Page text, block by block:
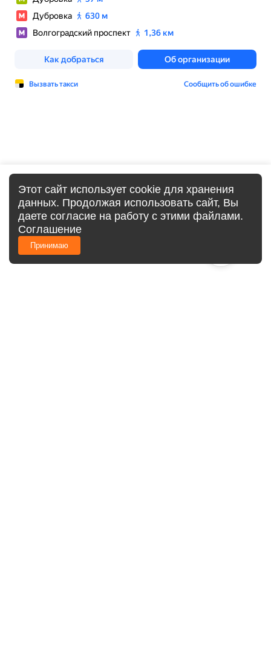
Этот сайт использует cookie для хранения
данных. Продолжая использовать сайт, Вы
даете согласие на работу с этими файлами.
Соглашение
Принимаю